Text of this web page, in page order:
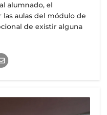
alumnado, el
aulas del módulo de
de existir alguna